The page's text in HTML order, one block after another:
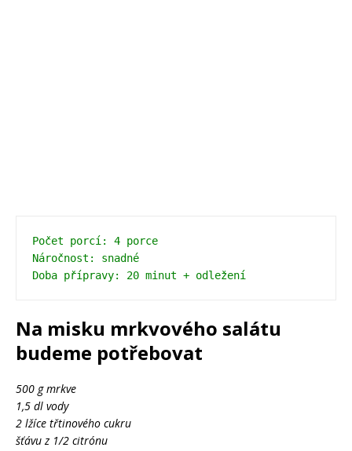
Počet porcí: 4 porce
Náročnost: snadné
Na misku mrkvového salátu
budeme potřebovat
500 g mrkve
1,5 dl vody
2 lžíce třtinového cukru
šťávu z 1/2 citrónu